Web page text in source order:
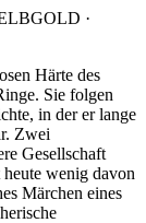
·
Härte des
Sie folgen
in der er lange
Zwei
Gesellschaft
wenig davon
Märchen eines